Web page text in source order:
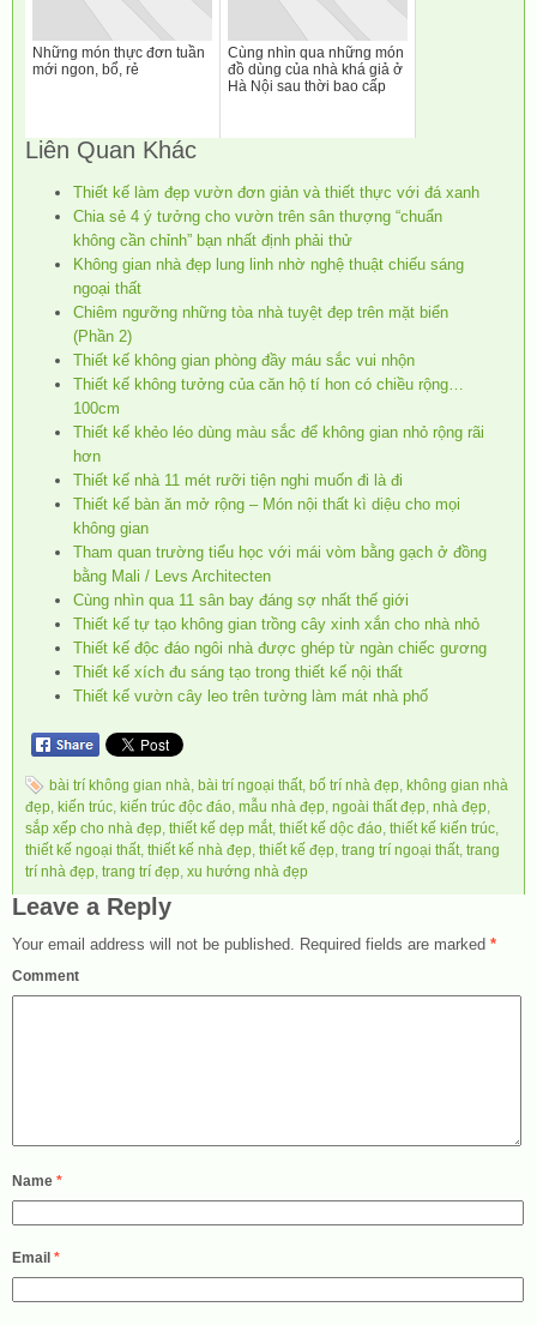
Những món thực đơn tuần
mới ngon, bổ, rẻ
Cùng nhìn qua những món
đồ dùng của nhà khá giả ở
Hà Nội sau thời bao cấp
Liên Quan Khác
Thiết kế làm đẹp vườn đơn giản và thiết thực với đá xanh
Chia sẻ 4 ý tưởng cho vườn trên sân thượng “chuẩn
không cần chỉnh” bạn nhất định phải thử
Không gian nhà đẹp lung linh nhờ nghệ thuật chiếu sáng
ngoại thất
Chiêm ngưỡng những tòa nhà tuyệt đẹp trên mặt biển
(Phần 2)
Thiết kế không gian phòng đầy máu sắc vui nhộn
Thiết kế không tưởng của căn hộ tí hon có chiều rộng…
100cm
Thiết kế khẻo léo dùng màu sắc để không gian nhỏ rộng rãi
hơn
Thiết kế nhà 11 mét rưỡi tiện nghi muốn đi là đi
Thiết kế bàn ăn mở rộng – Món nội thất kì diệu cho mọi
không gian
Tham quan trường tiểu học với mái vòm bằng gạch ở đồng
bằng Mali / Levs Architecten
Cùng nhìn qua 11 sân bay đáng sợ nhất thế giới
Thiết kế tự tạo không gian trồng cây xinh xắn cho nhà nhỏ
Thiết kế độc đáo ngôi nhà được ghép từ ngàn chiếc gương
Thiết kế xích đu sáng tạo trong thiết kế nội thất
Thiết kế vườn cây leo trên tường làm mát nhà phố
bài trí không gian nhà, bài trí ngoại thất, bố trí nhà đẹp, không gian nhà
đẹp, kiến trúc, kiến trúc độc đáo, mẫu nhà đẹp, ngoài thất đẹp, nhà đẹp,
sắp xếp cho nhà đẹp, thiết kế dẹp mắt, thiết kế dộc đáo, thiết kế kiến trúc,
thiết kế ngoại thất, thiết kế nhà đẹp, thiết kế đẹp, trang trí ngoại thất, trang
trí nhà đẹp, trang trí đẹp, xu hướng nhà đẹp
Leave a Reply
Your email address will not be published. Required fields are marked *
Comment
Name *
Email *